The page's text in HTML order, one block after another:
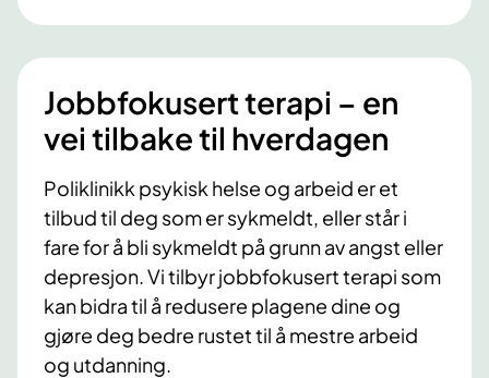
r
Jobbfokusert terapi – en
vei tilbake til hverdagen
Poliklinikk psykisk helse og arbeid er et
tilbud til deg som er sykmeldt, eller står i
fare for å bli sykmeldt på grunn av angst eller
depresjon. Vi tilbyr jobbfokusert terapi som
kan bidra til å redusere plagene dine og
gjøre deg bedre rustet til å mestre arbeid
og utdanning.